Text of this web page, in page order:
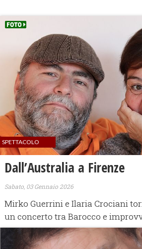
SPETTACOLO
Dall’Australia a Firenze
Sabato, 03 Gennaio 2026
Mirko Guerrini e Ilaria Crociani
un concerto tra Barocco e